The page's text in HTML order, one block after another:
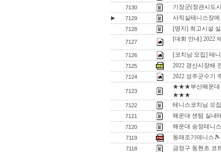
7130 기장군(정관시도
▶ 7129 사직실테니스장
7128 [명지] 최고시설
7127 [대회 안내] 2022
7126 [코치님 모집] 테
7125 2022 경산시장배
7124 2022 성주군수기
7123
★★★부산해운대
★★★
7122 테니스코치님 모
7121 해운대 센텀 실내
7120 해운대 송정테니
7119 동래조기테니스
7118 금정구 동현초 코